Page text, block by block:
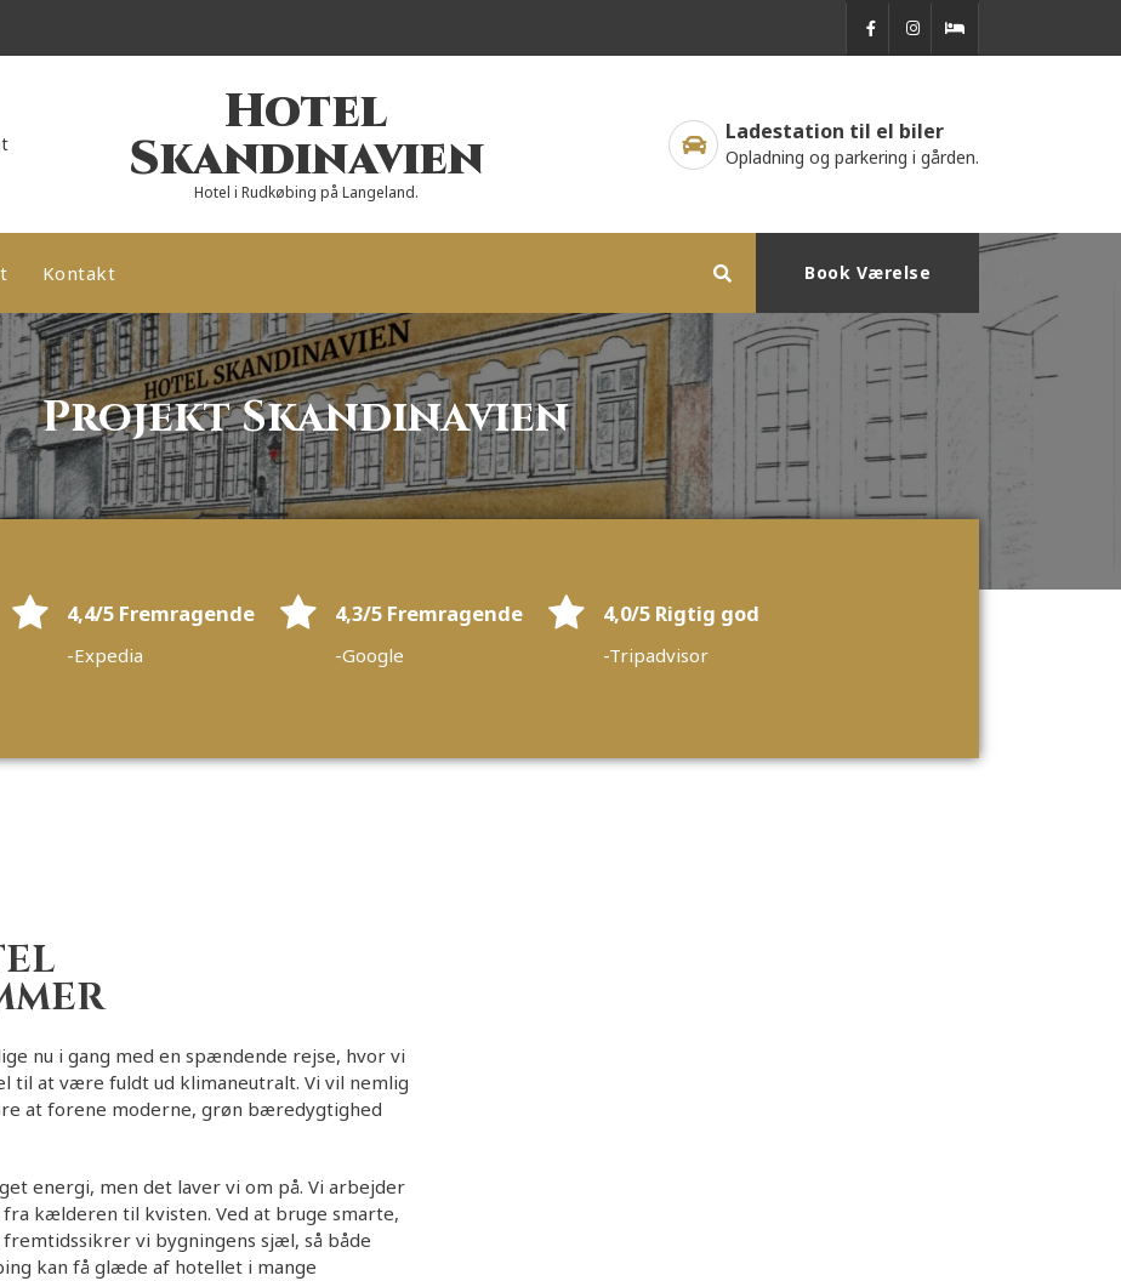
Hotel
Skandinavien
Hotel i Rudkøbing på Langeland.
Ladestation til el biler
Opladning og parkering i gården.
Kontakt Book Værelse
Projekt Skandinavien
4,4/5 Fremragende
-Expedia
4,3/5 Fremragende
-Google
4,0/5 Rigtig god
-Tripadvisor
nu i gang med en spændende rejse, hvor vi
til at være fuldt ud klimaneutralt. Vi vil nemlig
at forene moderne, grøn bæredygtighed
energi, men det laver vi om på. Vi arbejder
kælderen til kvisten. Ved at bruge smarte,
vi bygningens sjæl, så både
kan få glæde af hotellet i mange